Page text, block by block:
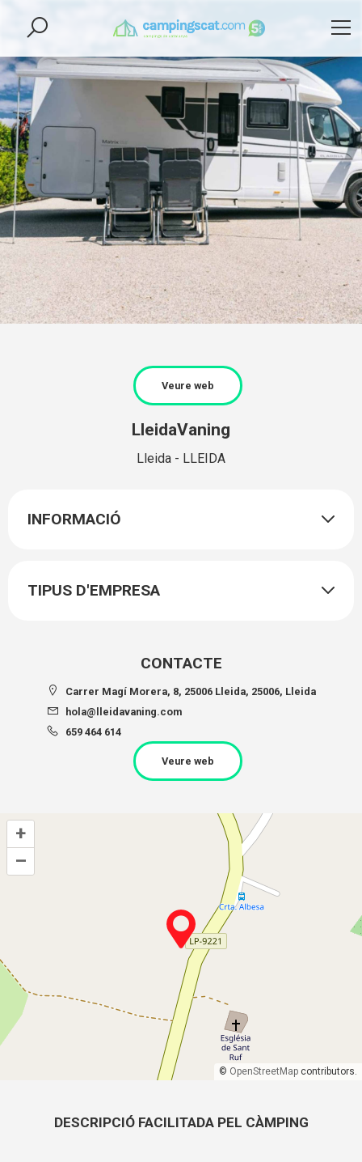
LleidaVaning
Lleida - LLEIDA
Veure web
INFORMACIÓ
TIPUS D'EMPRESA
CONTACTE
Carrer Magí Morera, 8, 25006 Lleida, 25006, Lleida
hola@lleidavaning.com
659 464 614
Veure web
+
–
© OpenStreetMap contributors.
DESCRIPCIÓ FACILITADA PEL CÀMPING